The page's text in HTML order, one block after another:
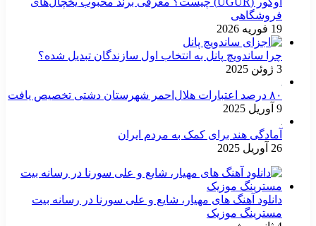
فروشگاهی
19 فوریه 2026
چرا ساندویچ پانل به انتخاب اول سازندگان تبدیل شده؟
3 ژوئن 2025
۸۰ درصد اعتبارات هلال‌احمر شهرستان دشتی تخصیص یافت
9 آوریل 2025
آمادگی هند برای کمک به مردم ایران
26 آوریل 2025
دانلود آهنگ های مهیار، شایع و علی سورنا در رسانه بیت
مسترینگ موزیک